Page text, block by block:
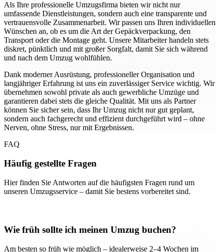
Als Ihre professionelle Umzugsfirma bieten wir nicht nur
umfassende Dienstleistungen, sondern auch eine transparente und
vertrauensvolle Zusammenarbeit. Wir passen uns Ihren individuellen
Wünschen an, ob es um die Art der Gepäckverpackung, den
Transport oder die Montage geht. Unsere Mitarbeiter handeln stets
diskret, pünktlich und mit großer Sorgfalt, damit Sie sich während
und nach dem Umzug wohlfühlen.
Dank moderner Ausrüstung, professioneller Organisation und
langjähriger Erfahrung ist uns ein zuverlässiger Service wichtig. Wir
übernehmen sowohl private als auch gewerbliche Umzüge und
garantieren dabei stets die gleiche Qualität. Mit uns als Partner
können Sie sicher sein, dass Ihr Umzug nicht nur gut geplant,
sondern auch fachgerecht und effizient durchgeführt wird – ohne
Nerven, ohne Stress, nur mit Ergebnissen.
FAQ
Häufig gestellte Fragen
Hier finden Sie Antworten auf die häufigsten Fragen rund um
unseren Umzugsservice – damit Sie bestens vorbereitet sind.
Wie früh sollte ich meinen Umzug buchen?
Am besten so früh wie möglich – idealerweise 2–4 Wochen im